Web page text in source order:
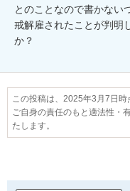
とのことなので書かない
戒解雇されたことが判明
か？
この投稿は、2025年3月7日時
ご自身の責任のもと適法性・
たします。